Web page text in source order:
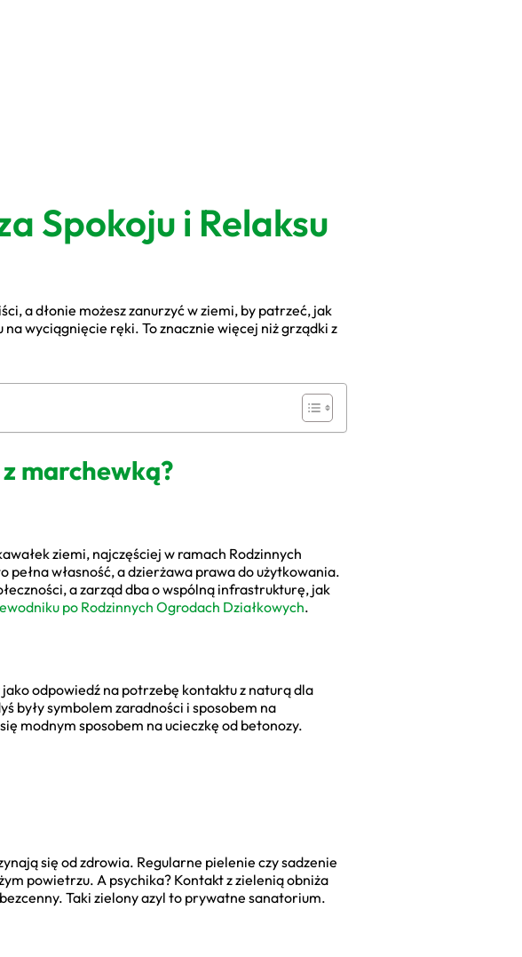
Spokoju i Relaksu
a dłonie możesz zanurzyć w ziemi, by patrzeć, jak
wyciągnięcie ręki. To znacznie więcej niż grządki z
marchewką?
ziemi, najczęściej w ramach Rodzinnych
własność, a dzierżawa prawa do użytkowania.
a zarząd dba o wspólną infrastrukturę, jak
po Rodzinnych Ogrodach Działkowych.
odpowiedź na potrzebę kontaktu z naturą dla
były symbolem zaradności i sposobem na
modnym sposobem na ucieczkę od betonozy.
się od zdrowia. Regularne pielenie czy sadzenie
powietrzu. A psychika? Kontakt z zielenią obniża
Taki zielony azyl to prywatne sanatorium.